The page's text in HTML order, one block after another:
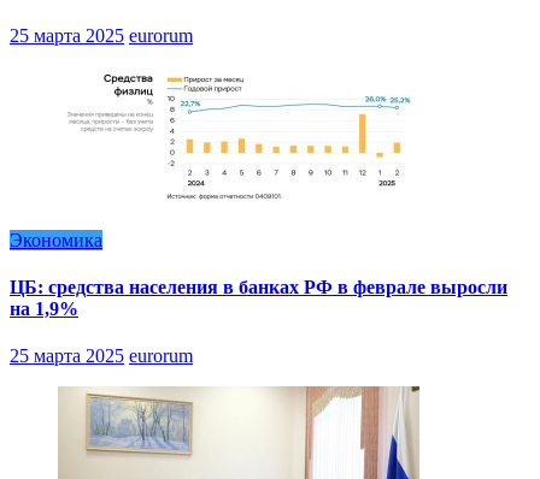
25 марта 2025 eurorum
Экономика
ЦБ: средства населения в банках РФ в феврале выросли
на 1,9%
25 марта 2025 eurorum